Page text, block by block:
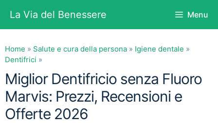
contenuto
La Via del Benessere Menu
Home » Salute e cura della persona » Igiene dentale »
Dentifrici »
Miglior Dentifricio senza Fluoro
Marvis: Prezzi, Recensioni e
Offerte 2026